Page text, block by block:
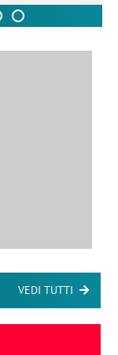
VEDI TUTTI